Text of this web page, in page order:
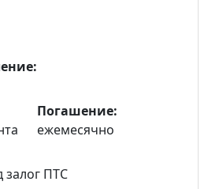
Погашение:
ежемесячно
залог ПТС